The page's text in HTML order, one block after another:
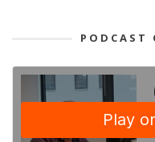
PODCAST